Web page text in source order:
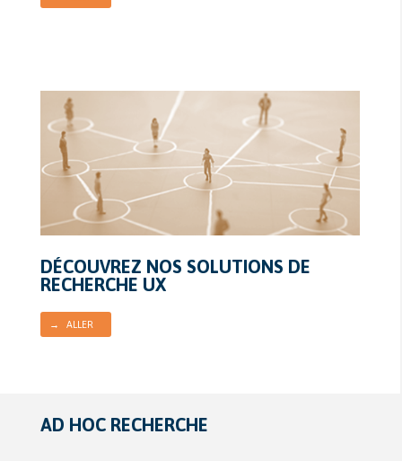
DÉCOUVREZ NOS SOLUTIONS DE
RECHERCHE UX
→ ALLER
AD HOC RECHERCHE